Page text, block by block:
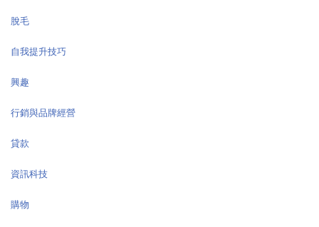
脫毛
自我提升技巧
興趣
行銷與品牌經營
貸款
資訊科技
購物